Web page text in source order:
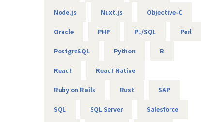
1ヵ月半～2ヵ月に1度のペースで営業担当による技術者へ
不満・不安をヒアリングすると同時に、自分が歩んでいき
持に繋げています。
★リーダーによるフォロー
経験のある技術者をリーダーに任命し、技術者のフォロー
ができる体制を整えています。
リーダーと営業は月に1度会議の場を設けており、情報共
有を行っております。
Node.js Nuxt.js Objective-C
Oracle PHP PL/SQL Perl
PostgreSQL Python R
React React Native
Ruby on Rails Rust SAP
SQL SQL Server Salesforce